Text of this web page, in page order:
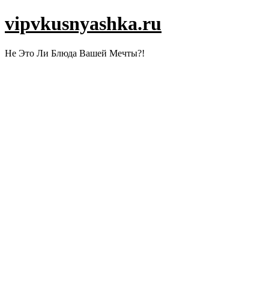
vipvkusnyashka.ru
Не Это Ли Блюда Вашей Мечты?!